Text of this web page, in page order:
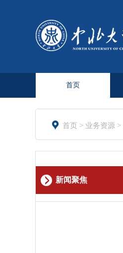
首页
 首页 > 业务资源 >
新闻聚焦